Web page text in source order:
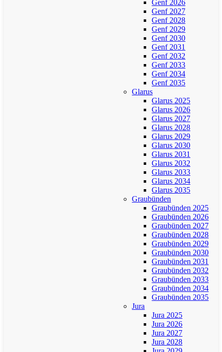
Genf 2026
Genf 2027
Genf 2028
Genf 2029
Genf 2030
Genf 2031
Genf 2032
Genf 2033
Genf 2034
Genf 2035
Glarus
Glarus 2025
Glarus 2026
Glarus 2027
Glarus 2028
Glarus 2029
Glarus 2030
Glarus 2031
Glarus 2032
Glarus 2033
Glarus 2034
Glarus 2035
Graubünden
Graubünden 2025
Graubünden 2026
Graubünden 2027
Graubünden 2028
Graubünden 2029
Graubünden 2030
Graubünden 2031
Graubünden 2032
Graubünden 2033
Graubünden 2034
Graubünden 2035
Jura
Jura 2025
Jura 2026
Jura 2027
Jura 2028